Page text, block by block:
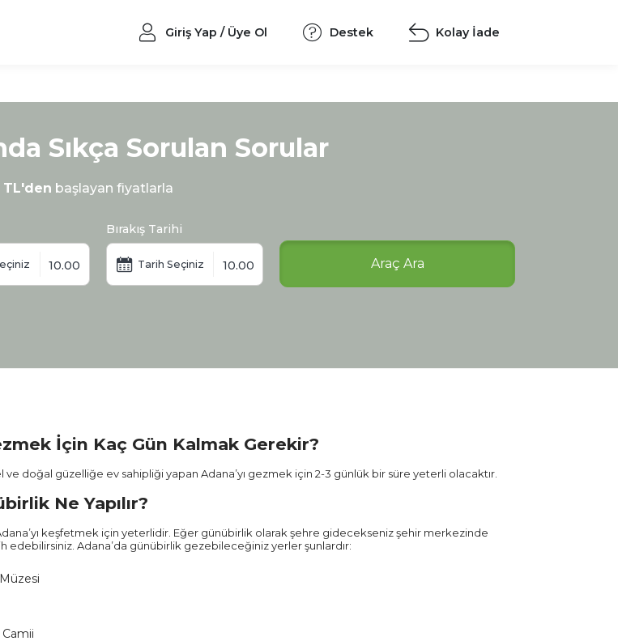
Giriş Yap / Üye Ol Destek Kolay İade
Sıkça Sorulan Sorular
TL'den başlayan fiyatlarla
Bırakış Tarihi
Araç Ara
İçin Kaç Gün Kalmak Gerekir?
doğal güzelliğe ev sahipliği yapan Adana’yı gezmek için 2-3 günlük bir süre yeterli olacaktır.
Ne Yapılır?
keşfetmek için yeterlidir. Eğer günübirlik olarak şehre gidecekseniz şehir merkezinde
edebilirsiniz. Adana’da günübirlik gezebileceğiniz yerler şunlardır: